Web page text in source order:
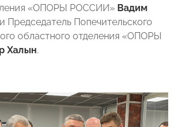
«ОПОРЫ РОССИИ» Вадим
и Председатель Попечительского
областного отделения «ОПОРЫ
Халын.